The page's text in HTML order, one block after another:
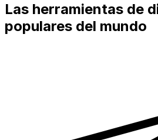
Las herramientas de
populares del mundo